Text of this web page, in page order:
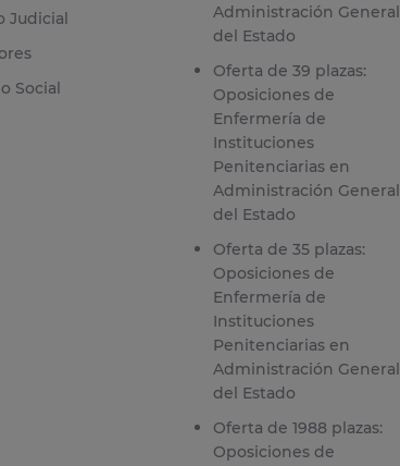
Judicial
Social
Administración General
del Estado
Oferta de 39 plazas:
Oposiciones de
Enfermería de
Instituciones
Penitenciarias en
Administración General
del Estado
Oferta de 35 plazas:
Oposiciones de
Enfermería de
Instituciones
Penitenciarias en
Administración General
del Estado
Oferta de 1988 plazas:
Oposiciones de